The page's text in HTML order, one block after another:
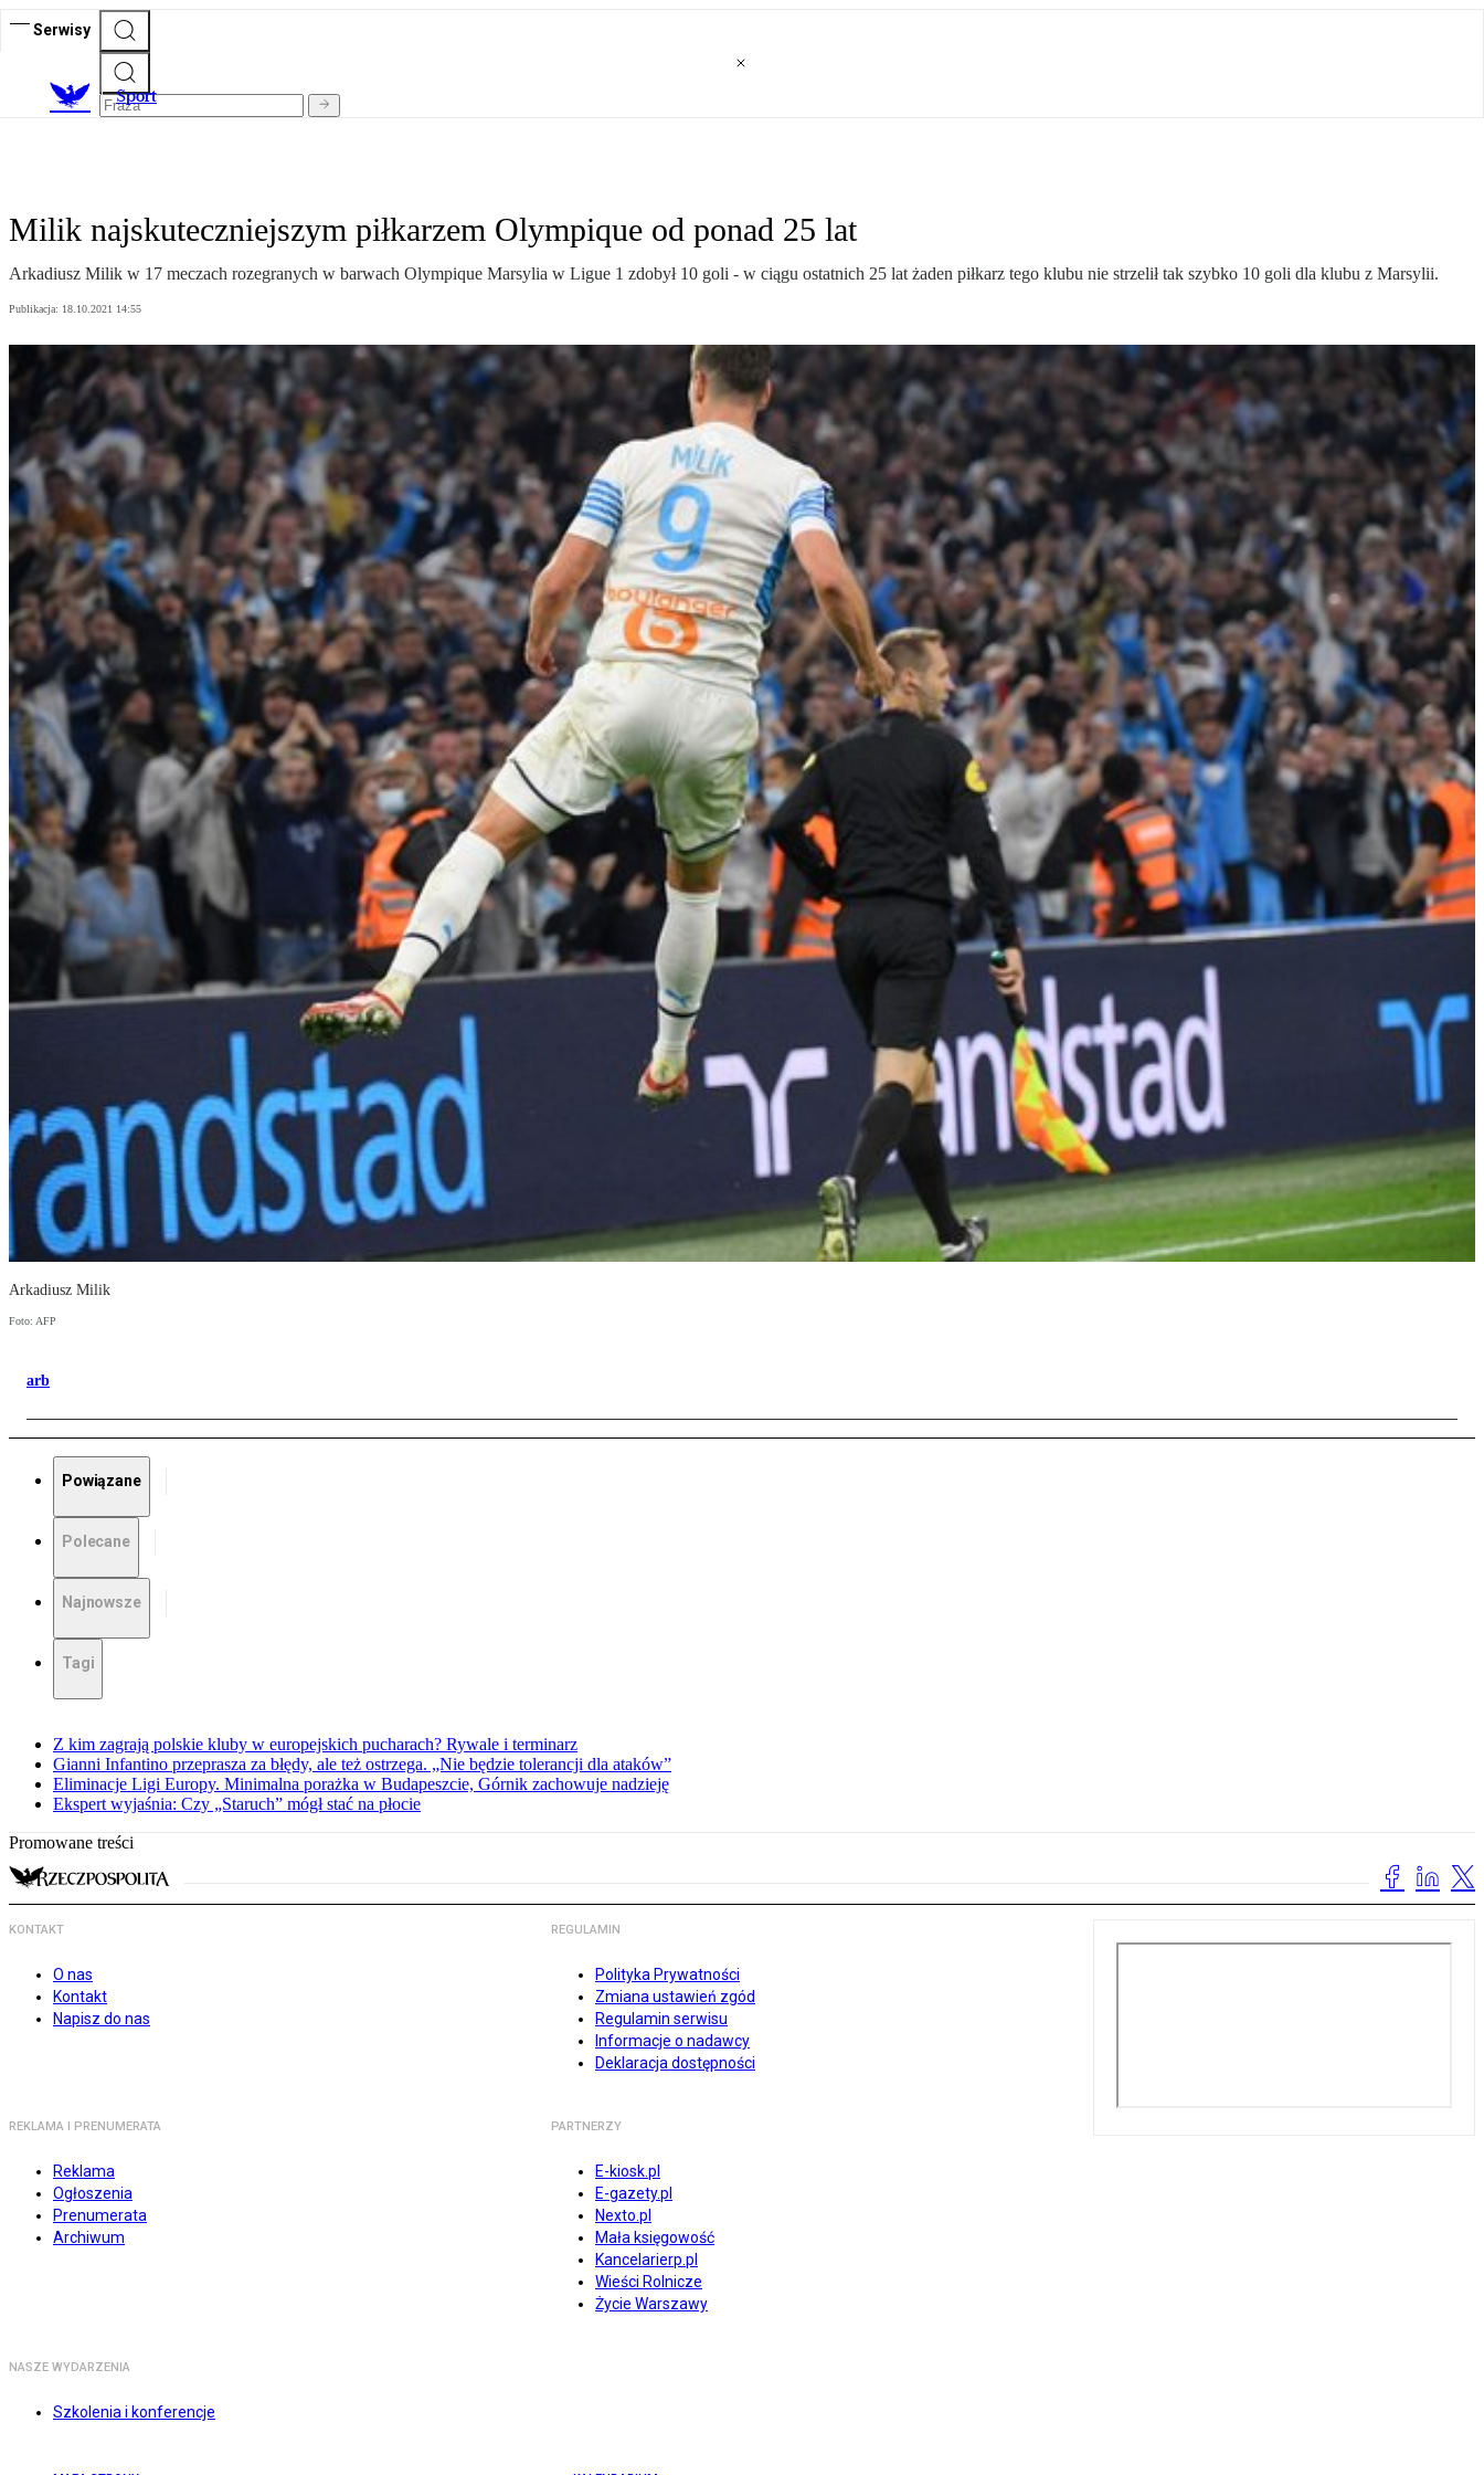
Serwisy
Sport
Milik najskuteczniejszym piłkarzem Olympique od ponad 25 lat
Arkadiusz Milik w 17 meczach rozegranych w barwach Olympique Marsylia w Ligue 1 zdobył 10 goli - w ciągu ostatnich 25 lat żaden piłkarz tego klubu nie strzelił tak szybko 10 goli dla klubu z Marsylii.
Publikacja: 18.10.2021 14:55
Arkadiusz Milik
Foto: AFP
arb
Powiązane
Polecane
Najnowsze
Tagi
Z kim zagrają polskie kluby w europejskich pucharach? Rywale i terminarz
Gianni Infantino przeprasza za błędy, ale też ostrzega. „Nie będzie tolerancji dla ataków”
Eliminacje Ligi Europy. Minimalna porażka w Budapeszcie, Górnik zachowuje nadzieję
Ekspert wyjaśnia: Czy „Staruch” mógł stać na płocie
Promowane treści
KONTAKT
O nas
Kontakt
Napisz do nas
REGULAMIN
Polityka Prywatności
Zmiana ustawień zgód
Regulamin serwisu
Informacje o nadawcy
Deklaracja dostępności
REKLAMA I PRENUMERATA
Reklama
Ogłoszenia
Prenumerata
Archiwum
PARTNERZY
E-kiosk.pl
E-gazety.pl
Nexto.pl
Mała księgowość
Kancelarierp.pl
Wieści Rolnicze
Życie Warszawy
NASZE WYDARZENIA
Szkolenia i konferencje